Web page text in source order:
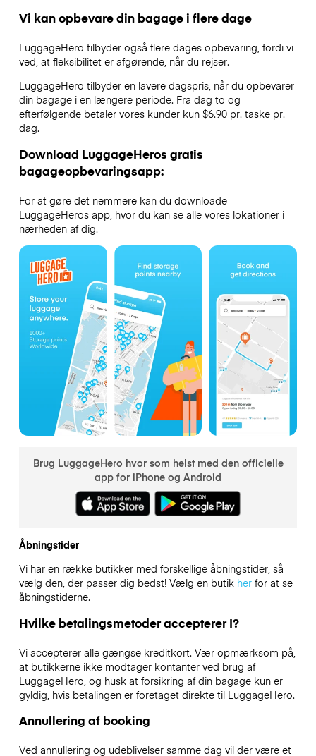
Vi kan opbevare din bagage i flere dage
LuggageHero tilbyder også flere dages opbevaring, fordi vi
ved, at fleksibilitet er afgørende, når du rejser.
LuggageHero tilbyder en lavere dagspris, når du opbevarer
din bagage i en længere periode. Fra dag to og
efterfølgende betaler vores kunder kun $6.90 pr. taske pr.
dag.
Download LuggageHeros gratis
bagageopbevaringsapp:
For at gøre det nemmere kan du downloade
LuggageHeros app, hvor du kan se alle vores lokationer i
nærheden af dig.
Brug LuggageHero hvor som helst med den officielle
app for iPhone og Android
Åbningstider
Vi har en række butikker med forskellige åbningstider, så
vælg den, der passer dig bedst! Vælg en butik herfor at se
åbningstiderne.
Hvilke betalingsmetoder accepterer I?
Vi accepterer alle gængse kreditkort. Vær opmærksom på,
at butikkerne ikke modtager kontanter ved brug af
LuggageHero, og husk at forsikring af din bagage kun er
gyldig, hvis betalingen er foretaget direkte til LuggageHero.
Annullering af booking
Ved annullering og udeblivelser samme dag vil der være et